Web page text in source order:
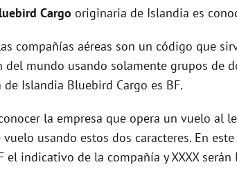
Cargo originaria de Islandia es
compañías aéreas son un código que
del mundo usando solamente grupos de
Islandia Bluebird Cargo es BF.
la empresa que opera un vuelo al
usando estos dos caracteres. En
el indicativo de la compañía y XXXX